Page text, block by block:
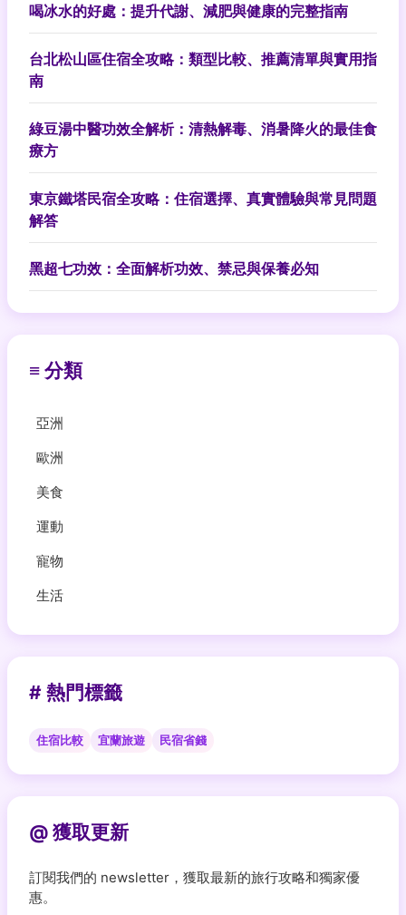
喝冰水的好處：提升代謝、減肥與健康的完整指南
台北松山區住宿全攻略：類型比較、推薦清單與實用指
南
綠豆湯中醫功效全解析：清熱解毒、消暑降火的最佳食
療方
東京鐵塔民宿全攻略：住宿選擇、真實體驗與常見問題
解答
黑超七功效：全面解析功效、禁忌與保養必知
≡ 分類
亞洲
歐洲
美食
運動
寵物
生活
# 熱門標籤
住宿比較 宜蘭旅遊 民宿省錢
@ 獲取更新
訂閱我們的 newsletter，獲取最新的旅行攻略和獨家優
惠。